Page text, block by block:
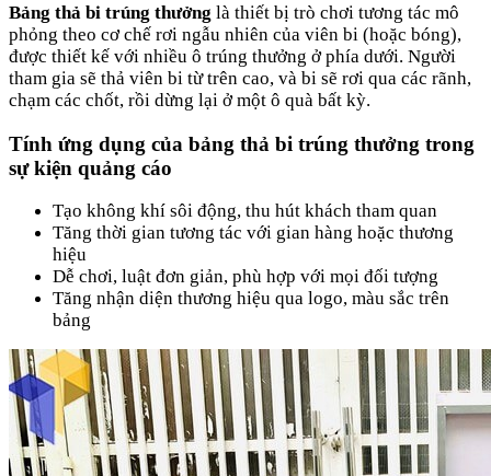
Bảng thả bi trúng thưởng là thiết bị trò chơi tương tác mô
phỏng theo cơ chế rơi ngẫu nhiên của viên bi (hoặc bóng),
được thiết kế với nhiều ô trúng thưởng ở phía dưới. Người
tham gia sẽ thả viên bi từ trên cao, và bi sẽ rơi qua các rãnh,
chạm các chốt, rồi dừng lại ở một ô quà bất kỳ.
Tính ứng dụng của bảng thả bi trúng thưởng trong
sự kiện quảng cáo
Tạo không khí sôi động, thu hút khách tham quan
Tăng thời gian tương tác với gian hàng hoặc thương
hiệu
Dễ chơi, luật đơn giản, phù hợp với mọi đối tượng
Tăng nhận diện thương hiệu qua logo, màu sắc trên
bảng